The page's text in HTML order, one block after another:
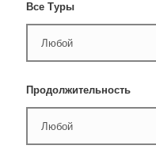
Все Туры
Продолжительность